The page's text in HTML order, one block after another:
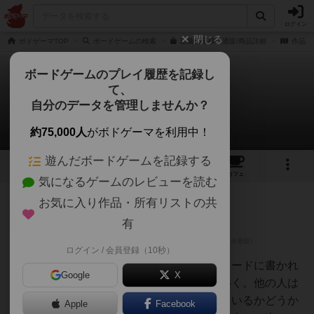
ログイン
語彙の王様の通販/商品詳細
語彙の王様
3件のレビュー
3 3
カフェ
395名 充実
カードを場に出しながら、そのカードに書かれ
たお題に沿ったワードを言っていく。他の人は
そのワードがお題に当てはまっているかどうか
勇者
閉じる
ボードゲームのプレイ履歴を記録し
て、
自分のデータを管理しませんか？
約75,000人がボドゲーマを利用中！
遊んだボードゲームを記録する
気になるゲームのレビューを読む
お気に入り作品・所有リストの共
有
ログイン / 会員登録（10秒）
Google X
Apple Facebook